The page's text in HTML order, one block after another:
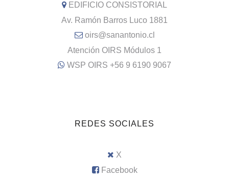
EDIFICIO CONSISTORIAL
Av. Ramón Barros Luco 1881
oirs@sanantonio.cl
Atención OIRS Módulos 1
WSP OIRS +56 9 6190 9067
REDES SOCIALES
X
Facebook